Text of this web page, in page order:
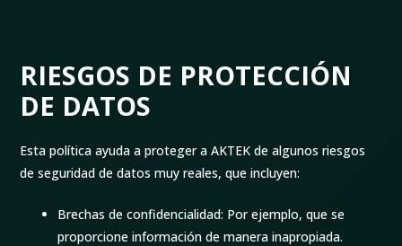
RIESGOS DE PROTECCIÓN
DE DATOS
Esta política ayuda a proteger a AKTEK de algunos riesgos
de seguridad de datos muy reales, que incluyen:
Brechas de confidencialidad: Por ejemplo, que se
proporcione información de manera inapropiada.